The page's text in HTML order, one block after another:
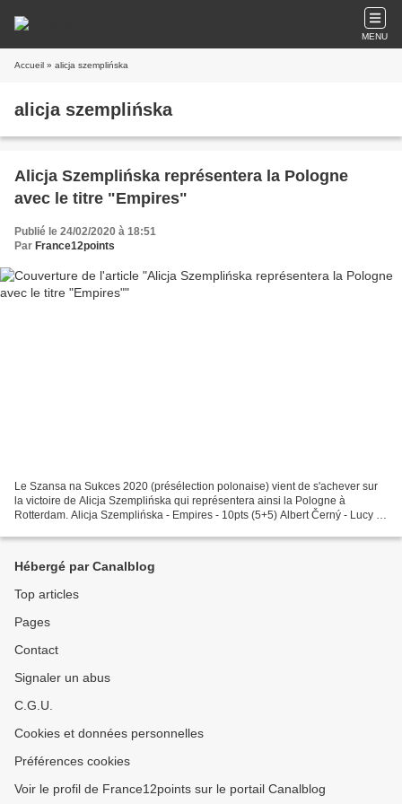
MENU
Accueil » alicja szemplińska
alicja szemplińska
Alicja Szemplińska représentera la Pologne
avec le titre "Empires"
Publié le 24/02/2020 à 18:51
Par France12points
Le Szansa na Sukces 2020 (présélection polonaise) vient de s'achever sur
la victoire de Alicja Szemplińska qui représentera ainsi la Pologne à
Rotterdam. Alicja Szemplińska - Empires - 10pts (5+5) Albert Černý - Lucy -
Hébergé par Canalblog
Top articles
Pages
Contact
Signaler un abus
C.G.U.
Cookies et données personnelles
Préférences cookies
Voir le profil de France12points sur le portail Canalblog